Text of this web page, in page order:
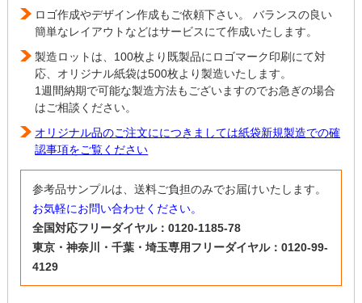
ロゴ作成やデザイン作成もご依頼下さい。 バランスの良い
簡単なレイアウトなどはサービスにて作成いたします。
製造ロットは、100枚より既製品にロゴマーク印刷にて対
応、オリジナル紙袋は500枚より製造いたします。
1週間納期で可能な製造方法もございますのでお急ぎの場合
はご相談ください。
オリジナル品のご注文ににつきましては紙袋新規製造での確
認事項をご覧ください
参考品サンプルは、送料ご負担のみでお届けいたします。
お気軽にお問い合わせください。
全国対応フリーダイヤル：0120-1185-78
東京・神奈川・千葉・埼玉専用フリーダイヤル：0120-99-
4129